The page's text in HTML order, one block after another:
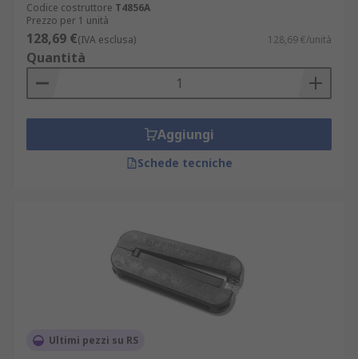
Codice costruttore T4856A
Prezzo per 1 unità
128,69 €(IVA esclusa) 128,69 €/unità
Quantità
Aggiungi
Schede tecniche
Ultimi pezzi su RS